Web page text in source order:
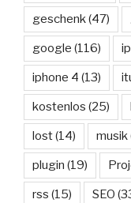
geschenk(47)
google (116)
iphone 4 (13)
kostenlos (25)
lost(14) musik
plugin (19)
rss (15) SEO